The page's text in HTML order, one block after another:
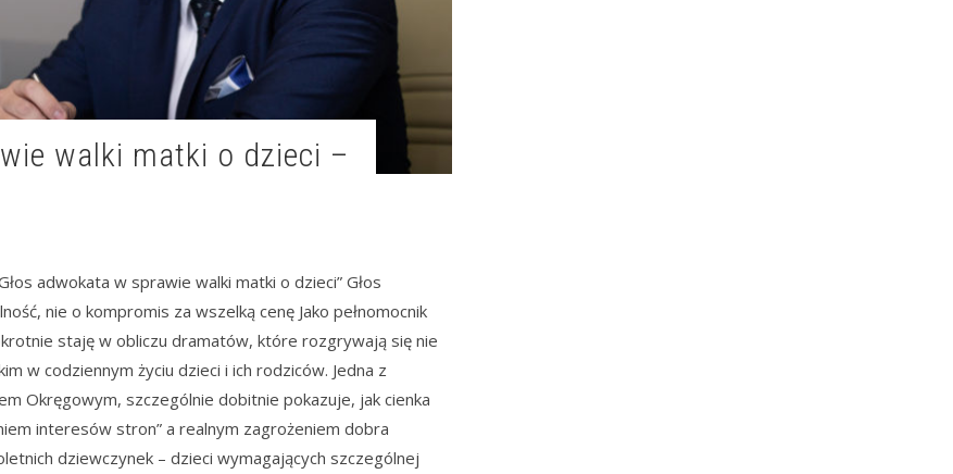
adwokata w sprawie walki matki o dzieci” Głos
nie o kompromis za wszelką cenę Jako pełnomocnik
staję w obliczu dramatów, które rozgrywają się nie
w codziennym życiu dzieci i ich rodziców. Jedna z
Okręgowym, szczególnie dobitnie pokazuje, jak cienka
interesów stron” a realnym zagrożeniem dobra
dziewczynek – dzieci wymagających szczególnej